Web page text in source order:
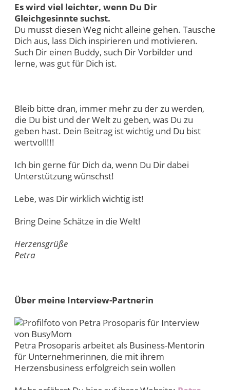
Es wird viel leichter, wenn Du Dir
Gleichgesinnte suchst.
Du musst diesen Weg nicht alleine gehen. Tausche
Dich aus, lass Dich inspirieren und motivieren.
Such Dir einen Buddy, such Dir Vorbilder und
lerne, was gut für Dich ist.
Bleib bitte dran, immer mehr zu der zu werden,
die Du bist und der Welt zu geben, was Du zu
geben hast. Dein Beitrag ist wichtig und Du bist
wertvoll!!!
Ich bin gerne für Dich da, wenn Du Dir dabei
Unterstützung wünschst!
Lebe, was Dir wirklich wichtig ist!
Bring Deine Schätze in die Welt!
Herzensgrüße
Petra
Über meine Interview-Partnerin
Petra Prosoparis arbeitet als Business-Mentorin
für Unternehmerinnen, die mit ihrem
Herzensbusiness erfolgreich sein wollen